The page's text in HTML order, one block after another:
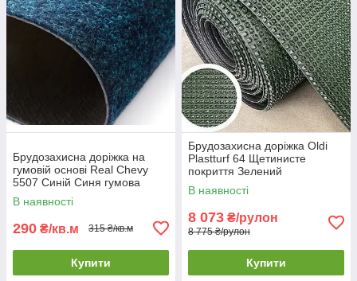
Брудозахисна доріжка на
гумовій основі Real Chevy
5507 Синій Синя гумова
доріжка для бруду
В наявності
290 ₴/кв.м 315 ₴/кв.м
Купити
Брудозахисна доріжка Oldi
Plastturf 64 Щетинисте
покриття Зелений
Комерційна брудозахисна
доріжка
В наявності
8 073 ₴/рулон
8 775 ₴/рулон
Купити